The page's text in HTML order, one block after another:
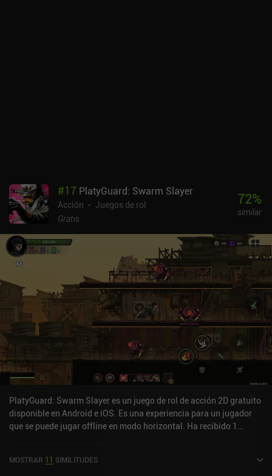
#17 PlatyGuard: Swarm Slayer
Acción
Juegos de rol
Gratis
72%
similar
PlatyGuard: Swarm Slayer es un juego de rol de acción 2D gratuito
disponible en Android e iOS. Es una experiencia para un jugador
que se puede jugar offline en modo horizontal. Ha recibido 1
valoración actual de 4,8 sobre 5,0 en Google Play y de 4,8 sobre 5,0
MOSTRAR 11 SIMILITUDES